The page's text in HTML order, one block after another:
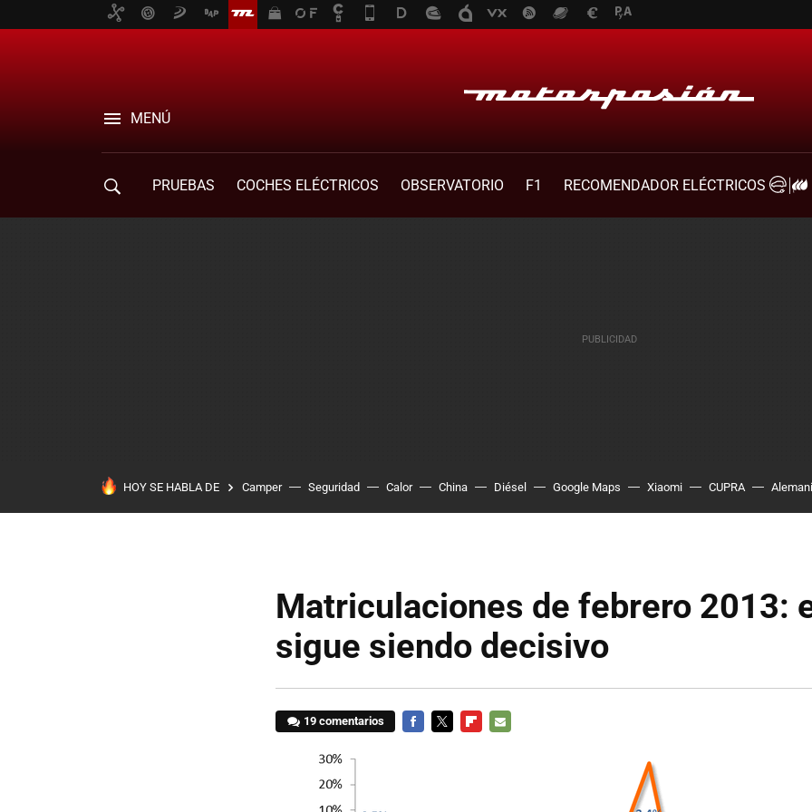
MENÚ
PRUEBAS COCHES ELÉCTRICOS OBSERVATORIO F1
RECOMENDADOR ELÉCTRICOS
HOY SE HABLA DE Camper Seguridad Calor China Diésel Google Maps Xiaomi CUPRA
Matriculaciones de febrero 2013:
sigue siendo decisivo
19 comentarios